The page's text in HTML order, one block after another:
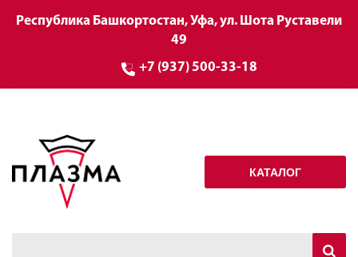
Республика Башкортостан, Уфа, ул. Шота Руставели
49
+7 (937) 500-33-18
КАТАЛОГ